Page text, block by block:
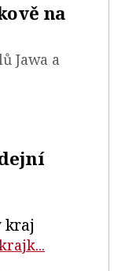
na
Jawa a
kraj